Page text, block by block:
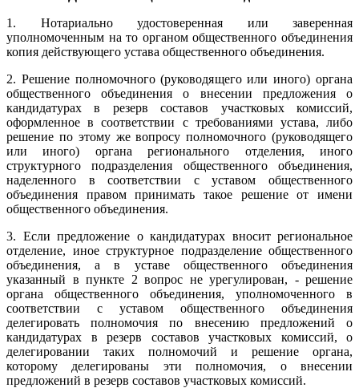
1. Нотариально удостоверенная или заверенная
уполномоченным на то органом общественного объединения
копия действующего устава общественного объединения.
2. Решение полномочного (руководящего или иного) органа
общественного объединения о внесении предложения о
кандидатурах в резерв составов участковых комиссий,
оформленное в соответствии с требованиями устава, либо
решение по этому же вопросу полномочного (руководящего
или иного) органа регионального отделения, иного
структурного подразделения общественного объединения,
наделенного в соответствии с уставом общественного
объединения правом принимать такое решение от имени
общественного объединения.
3. Если предложение о кандидатурах вносит региональное
отделение, иное структурное подразделение общественного
объединения, а в уставе общественного объединения
указанный в пункте 2 вопрос не урегулирован, - решение
органа общественного объединения, уполномоченного в
соответствии с уставом общественного объединения
делегировать полномочия по внесению предложений о
кандидатурах в резерв составов участковых комиссий, о
делегировании таких полномочий и решение органа,
которому делегированы эти полномочия, о внесении
предложений в резерв составов участковых комиссий.